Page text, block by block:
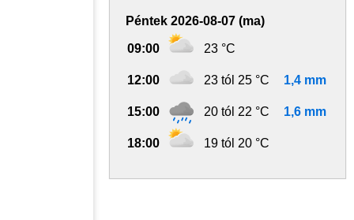
Péntek 2026-08-07 (ma)
09:00 23 °C
12:00 23 tól 25 °C 1,4 mm
15:00 20 tól 22 °C 1,6 mm
18:00 19 tól 20 °C